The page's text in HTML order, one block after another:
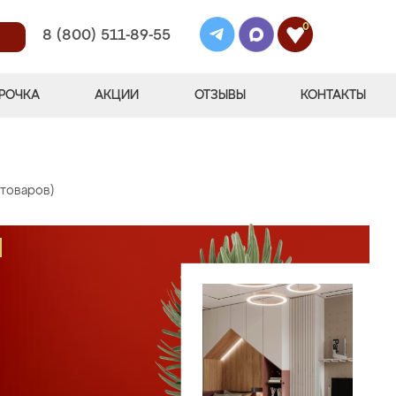
8 (800) 511-89-55
0
АКЦИИ ОТЗЫВЫ КОНТАКТЫ